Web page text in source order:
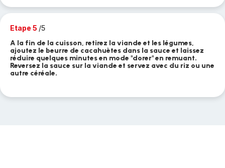
Etape 5 /5
A la fin de la cuisson, retirez la viande et les légumes,
ajoutez le beurre de cacahuètes dans la sauce et laissez
réduire quelques minutes en mode "dorer" en remuant.
Reversez la sauce sur la viande et servez avec du riz ou une
autre céréale.